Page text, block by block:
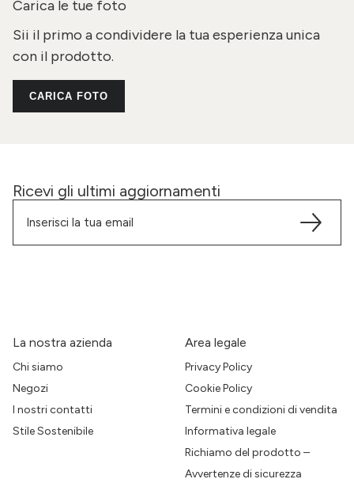
Carica le tue foto
Sii il primo a condividere la tua esperienza unica
con il prodotto.
CARICA FOTO
Ricevi gli ultimi aggiornamenti
La nostra azienda
Chi siamo
Negozi
I nostri contatti
Stile Sostenibile
Area legale
Privacy Policy
Cookie Policy
Termini e condizioni di vendita
Informativa legale
Richiamo del prodotto –
Avvertenze di sicurezza